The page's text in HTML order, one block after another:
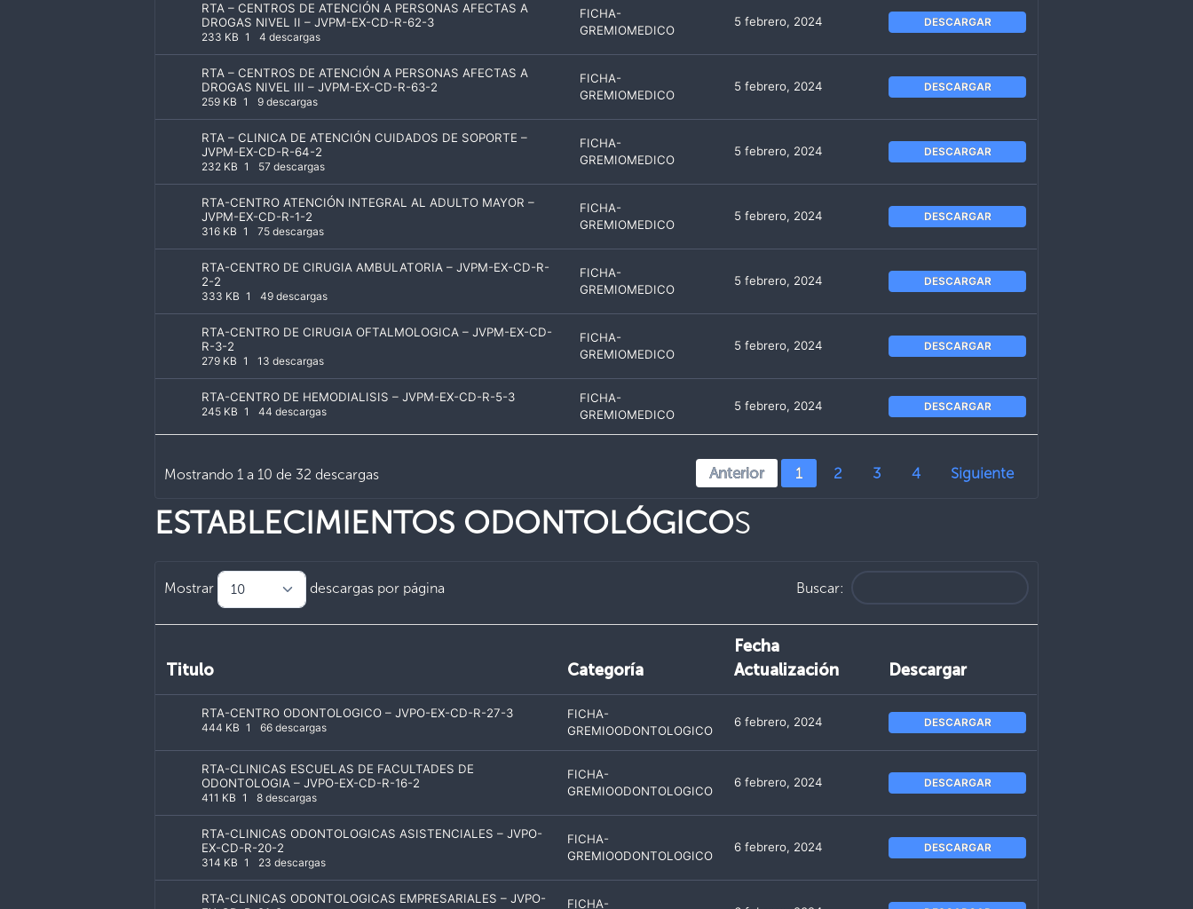
RTA – CENTROS DE ATENCIÓN A PERSONAS AFECTAS A
DROGAS NIVEL II – JVPM-EX-CD-R-62-3
233 KB 1 4 descargas
FICHA-
GREMIOMEDICO
5 febrero, 2024 DESCARGAR
RTA – CENTROS DE ATENCIÓN A PERSONAS AFECTAS A
DROGAS NIVEL III – JVPM-EX-CD-R-63-2
259 KB 1 9 descargas
FICHA-
GREMIOMEDICO
5 febrero, 2024 DESCARGAR
RTA – CLINICA DE ATENCIÓN CUIDADOS DE SOPORTE –
JVPM-EX-CD-R-64-2
232 KB 1 57 descargas
FICHA-
GREMIOMEDICO
5 febrero, 2024 DESCARGAR
RTA-CENTRO ATENCIÓN INTEGRAL AL ADULTO MAYOR –
JVPM-EX-CD-R-1-2
316 KB 1 75 descargas
FICHA-
GREMIOMEDICO
5 febrero, 2024 DESCARGAR
RTA-CENTRO DE CIRUGIA AMBULATORIA – JVPM-EX-CD-R-
2-2
333 KB 1 49 descargas
FICHA-
GREMIOMEDICO
5 febrero, 2024 DESCARGAR
RTA-CENTRO DE CIRUGIA OFTALMOLOGICA – JVPM-EX-CD-
R-3-2
279 KB 1 13 descargas
FICHA-
GREMIOMEDICO
5 febrero, 2024 DESCARGAR
RTA-CENTRO DE HEMODIALISIS – JVPM-EX-CD-R-5-3
245 KB 1 44 descargas
FICHA-
GREMIOMEDICO
5 febrero, 2024 DESCARGAR
Mostrando 1 a 10 de 32 descargas Anterior 1 2 3 4 Siguiente
ESTABLECIMIENTOS ODONTOLÓGICOS
Mostrar descargas por página Buscar:
Titulo Categoría
Fecha
Actualización
Descargar
RTA-CENTRO ODONTOLOGICO – JVPO-EX-CD-R-27-3
444 KB 1 66 descargas
FICHA-
GREMIOODONTOLOGICO
6 febrero, 2024 DESCARGAR
RTA-CLINICAS ESCUELAS DE FACULTADES DE
ODONTOLOGIA – JVPO-EX-CD-R-16-2
411 KB 1 8 descargas
FICHA-
GREMIOODONTOLOGICO
6 febrero, 2024 DESCARGAR
RTA-CLINICAS ODONTOLOGICAS ASISTENCIALES – JVPO-
EX-CD-R-20-2
314 KB 1 23 descargas
FICHA-
GREMIOODONTOLOGICO
6 febrero, 2024 DESCARGAR
RTA-CLINICAS ODONTOLOGICAS EMPRESARIALES – JVPO-
FICHA-